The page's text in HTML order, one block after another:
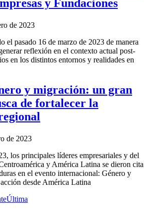
y Fundaciones
de 2023
el pasado 16 de marzo de 2023 de manera
reflexión en el contexto actual post-
en los distintos entornos y realidades en
y migración: un gran
de fortalecer la
de 2023
los principales líderes empresariales y del
y América Latina se dieron cita
en el evento internacional: Género y
desde América Latina
Última